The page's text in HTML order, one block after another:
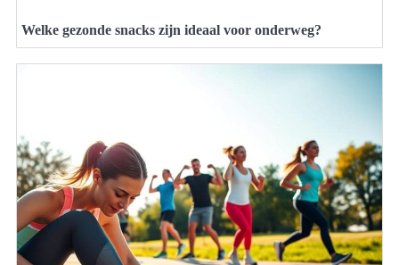
Welke gezonde snacks zijn ideaal voor onderweg?